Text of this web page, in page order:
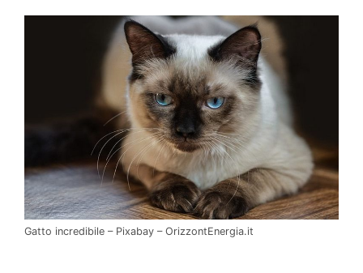
Gatto incredibile – Pixabay – OrizzontEnergia.it